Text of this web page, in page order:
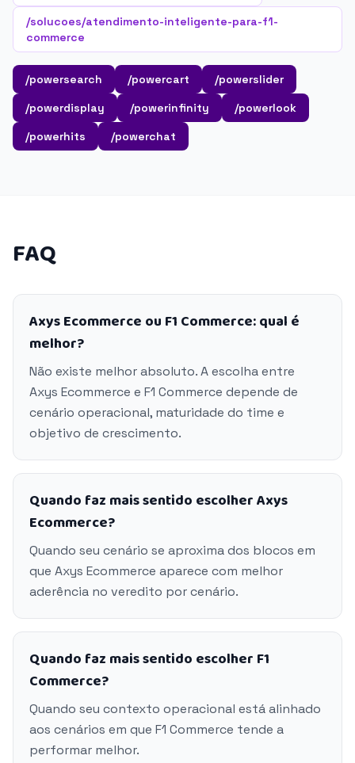
/solucoes/atendimento-inteligente-para-f1-
commerce
/powersearch /powercart
/powerslider
/powerdisplay
/powerinfinity
/powerlook
/powerhits
/powerchat
FAQ
Axys Ecommerce ou F1 Commerce: qual é
melhor?
Não existe melhor absoluto. A escolha entre
Axys Ecommerce e F1 Commerce depende de
cenário operacional, maturidade do time e
objetivo de crescimento.
Quando faz mais sentido escolher Axys
Ecommerce?
Quando seu cenário se aproxima dos blocos em
que Axys Ecommerce aparece com melhor
aderência no veredito por cenário.
Quando faz mais sentido escolher F1
Commerce?
Quando seu contexto operacional está alinhado
aos cenários em que F1 Commerce tende a
performar melhor.